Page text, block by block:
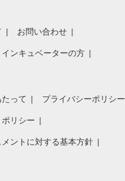
お問い合わせ
ンキュベーターの方
って プライバシーポリシー
リシー
ントに対する基本方針